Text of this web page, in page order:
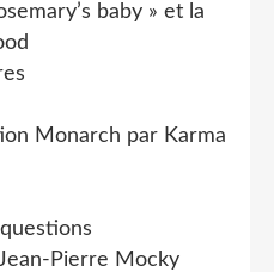
baby » et la
Monarch par Karma
Pierre Mocky